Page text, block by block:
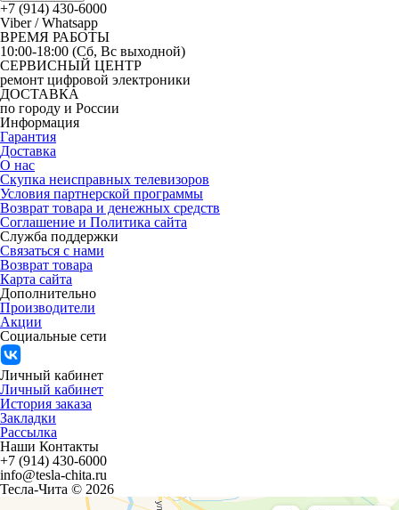
+7 (914) 430-6000
Viber / Whatsapp
ВРЕМЯ РАБОТЫ
10:00-18:00 (Сб, Вс выходной)
СЕРВИСНЫЙ ЦЕНТР
ремонт цифровой электроники
ДОСТАВКА
по городу и России
Информация
Гарантия
Доставка
О нас
Скупка неисправных телевизоров
Условия партнерской программы
Возврат товара и денежных средств
Соглашение и Политика сайта
Служба поддержки
Связаться с нами
Возврат товара
Карта сайта
Дополнительно
Производители
Акции
Социальные сети
Личный кабинет
Личный кабинет
История заказа
Закладки
Рассылка
Наши Контакты
+7 (914) 430-6000
info@tesla-chita.ru
Тесла-Чита © 2026